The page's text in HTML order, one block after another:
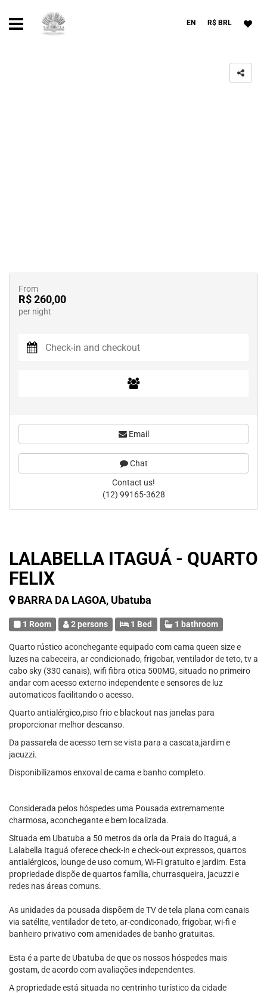
EN R$ BRL
LALABELLA ITAGUÁ - QUARTO
FELIX
BARRA DA LAGOA, Ubatuba
1 Room 2 persons 1 Bed 1 bathroom
Quarto rústico aconchegante equipado com cama queen size e
luzes na cabeceira, ar condicionado, frigobar, ventilador de teto, tv a
cabo sky (330 canais), wifi fibra otica 500MG, situado no primeiro
andar com acesso externo independente e sensores de luz
automaticos facilitando o acesso.
Quarto antialérgico,piso frio e blackout nas janelas para
proporcionar melhor descanso.
Da passarela de acesso tem se vista para a cascata,jardim e
jacuzzi.
Disponibilizamos enxoval de cama e banho completo.
Considerada pelos hóspedes uma Pousada extremamente
charmosa, aconchegante e bem localizada.
Situada em Ubatuba a 50 metros da orla da Praia do Itaguá, a
Lalabella Itaguá oferece check-in e check-out expressos, quartos
antialérgicos, lounge de uso comum, Wi-Fi gratuito e jardim. Esta
propriedade dispõe de quartos família, churrasqueira, jacuzzi e
redes nas áreas comuns.
As unidades da pousada dispõem de TV de tela plana com canais
via satélite, ventilador de teto, ar-condiconado, frigobar, wi-fi e
banheiro privativo com amenidades de banho gratuitas.
Esta é a parte de Ubatuba de que os nossos hóspedes mais
gostam, de acordo com avaliações independentes.
A propriedade está situada no centrinho turístico da cidade
From
R$ 260,00
per night
Email
Chat
Contact us!
(12) 99165-3628